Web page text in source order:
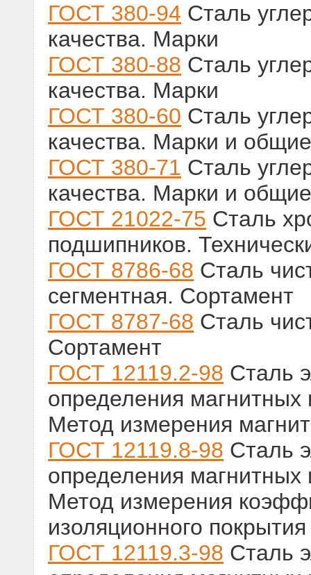
ГОСТ 380-94 Сталь
качества. Марки
ГОСТ 380-88 Сталь
качества. Марки
ГОСТ 380-60 Сталь
качества. Марки и
ГОСТ 380-71 Сталь
качества. Марки и
ГОСТ 21022-75 Сталь
подшипников.
ГОСТ 8786-68 Сталь
сегментная. Сортамент
ГОСТ 8787-68 Сталь
Сортамент
ГОСТ 12119.2-98 Сталь
определения магнитных
Метод измерения
ГОСТ 12119.8-98 Сталь
определения магнитных
Метод измерения
изоляционного покрытия
ГОСТ 12119.3-98 Сталь